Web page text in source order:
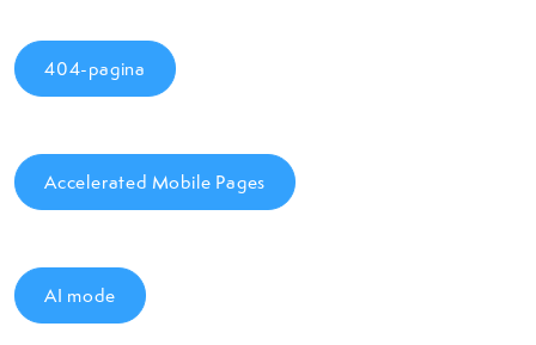
404-pagina
Accelerated Mobile Pages
AI mode